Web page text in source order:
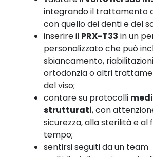
integrando il trattamento
con quello dei denti e del
inserire il PRX-T33 in un
personalizzato che può
sbiancamento,
ortodonzia o altri
del viso;
contare su protocolli
strutturati, con
sicurezza, alla sterilità e al
tempo;
sentirsi seguiti da un team